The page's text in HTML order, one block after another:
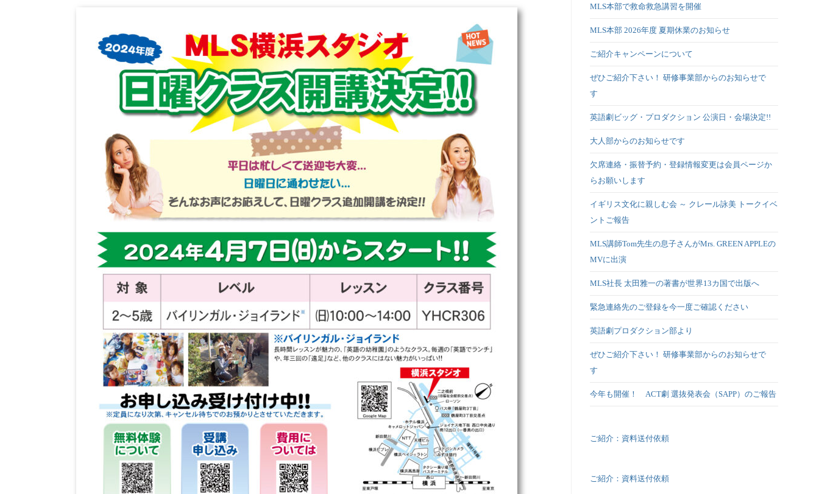
MLS本部で救命救急講習を開催
MLS本部 2026年度 夏期休業のお知らせ
ご紹介キャンペーンについて
ぜひご紹介下さい！ 研修事業部からのお知らせで
す
英語劇ビッグ・プロダクション 公演日・会場決定!!
大人部からのお知らせです
欠席連絡・振替予約・登録情報変更は会員ページか
らお願いします
イギリス文化に親しむ会 ～ クレール詠美 トークイベ
ントご報告
MLS講師Tom先生の息子さんがMrs. GREEN APPLEの
MVに出演
MLS社長 太田雅一の著書が世界13カ国で出版へ
緊急連絡先のご登録を今一度ご確認ください
英語劇プロダクション部より
ぜひご紹介下さい！ 研修事業部からのお知らせで
す
今年も開催！ ACT劇 選抜発表会（SAPP）のご報告
ご紹介：資料送付依頼
ご紹介：資料送付依頼